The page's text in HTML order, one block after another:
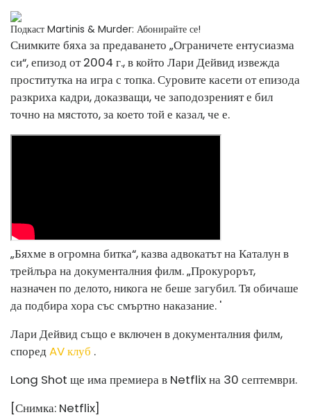
Подкаст Martinis & Murder: Абонирайте се!
Снимките бяха за предаването „Ограничете ентусиазма
си“, епизод от 2004 г., в който Лари Дейвид извежда
проститутка на игра с топка. Суровите касети от епизода
разкриха кадри, доказващи, че заподозреният е бил
точно на мястото, за което той е казал, че е.
„Бяхме в огромна битка“, казва адвокатът на Каталун в
трейлъра на документалния филм. „Прокурорът,
назначен по делото, никога не беше загубил. Тя обичаше
да подбира хора със смъртно наказание. '
Лари Дейвид също е включен в документалния филм,
споредAV клуб .
Long Shot ще има премиера в Netflix на 30 септември.
[Снимка: Netflix]